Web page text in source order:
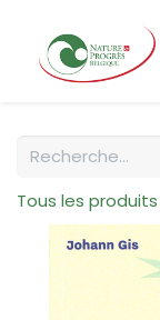
Tous les produits